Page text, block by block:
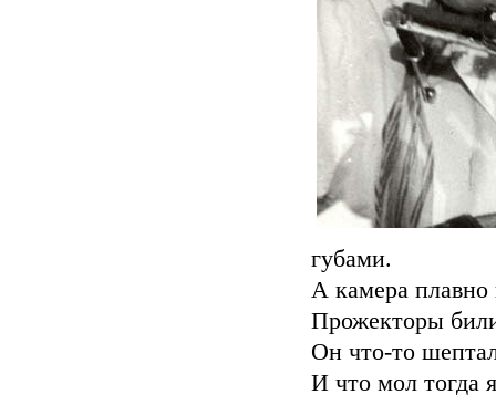
губами.
А камера плавно
Прожекторы
Он что-то
И что мол тогда